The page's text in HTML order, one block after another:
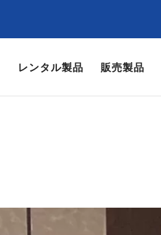
レンタル製品 販売製品